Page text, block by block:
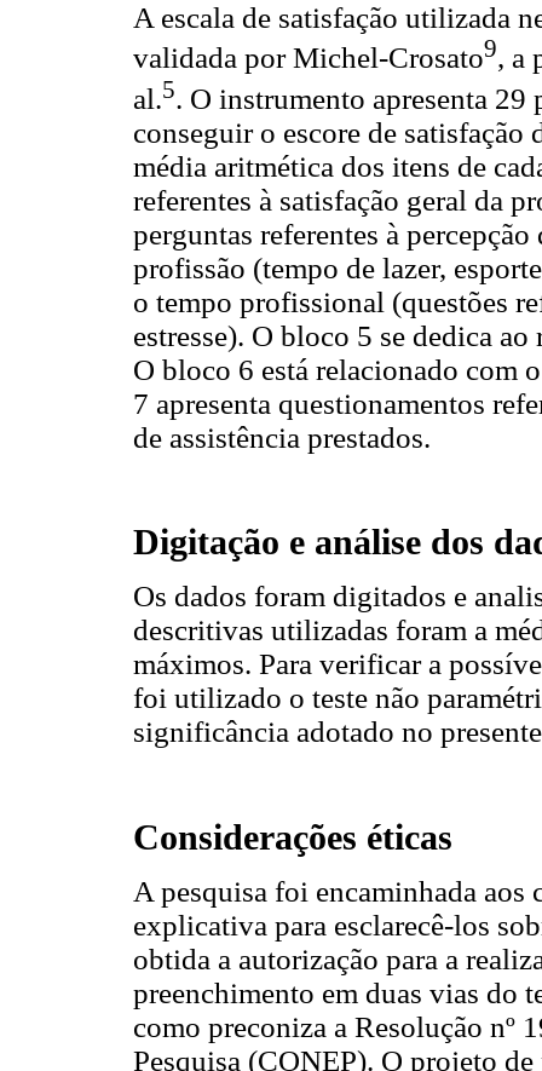
A escala de satisfação utilizada
validada por Michel-Crosato9, a
al.5. O instrumento apresenta
conseguir o escore de
média aritmética dos itens de
referentes à satisfação geral da
perguntas referentes à
profissão (tempo de lazer,
o tempo profissional (questões
estresse). O bloco 5 se dedica
O bloco 6 está relacionado com
7 apresenta questionamentos
de assistência prestados.
Digitação e análise dos
Os dados foram digitados e
descritivas utilizadas foram a
máximos. Para verificar a
foi utilizado o teste não
significância adotado no
Considerações éticas
A pesquisa foi encaminhada aos
explicativa para esclarecê-los
obtida a autorização para a
preenchimento em duas vias do
como preconiza a Resolução nº
Pesquisa (CONEP). O projeto